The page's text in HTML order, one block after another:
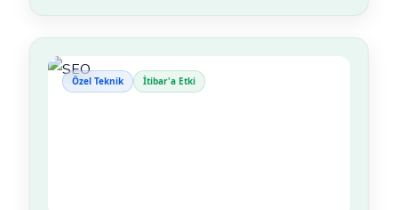
Özel Teknik İtibar'a Etki